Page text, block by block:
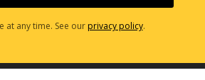
at any time. See ourprivacy policy.